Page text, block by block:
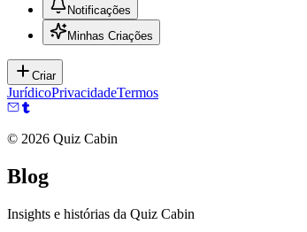
Notificações
Minhas Criações
Criar
JurídicoPrivacidadeTermos
© 2026 Quiz Cabin
Blog
Insights e histórias da Quiz Cabin